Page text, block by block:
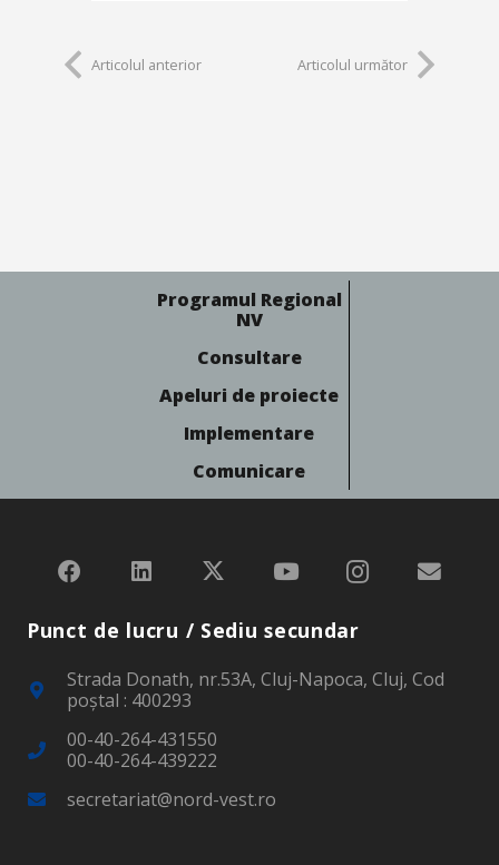
Articolul anterior Articolul următor
Programul Regional
NV
Consultare
Apeluri de proiecte
Implementare
Comunicare
Punct de lucru / Sediu secundar
Strada Donath, nr.53A, Cluj-Napoca, Cluj, Cod
poştal : 400293
00-40-264-431550
00-40-264-439222
secretariat@nord-vest.ro